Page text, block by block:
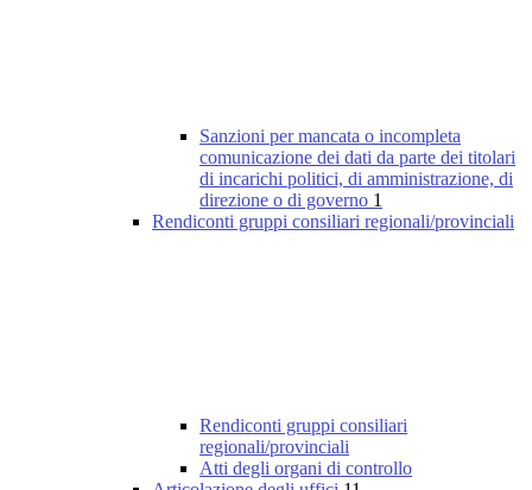
Sanzioni per mancata o incompleta
comunicazione dei dati da parte dei titolari
di incarichi politici, di amministrazione, di
direzione o di governo 1
Rendiconti gruppi consiliari regionali/provinciali
Rendiconti gruppi consiliari
regionali/provinciali
Atti degli organi di controllo